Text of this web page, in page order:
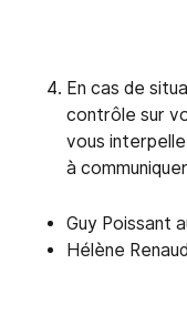
En cas de
contrôle sur
vous
à
Guy Poissant
Hélène